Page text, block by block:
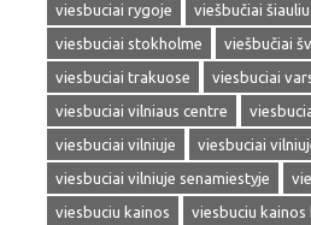
viesbuciai rygoje
viešbučiai
viesbuciai stokholme
viešbučiai
viesbuciai trakuose
viesbuciai
viesbuciai vilniaus centre
viesbuciai vilniuje
viesbuciai
viesbuciai vilniuje senamiestyje
viesbuciu kainos
viesbuciu kainos